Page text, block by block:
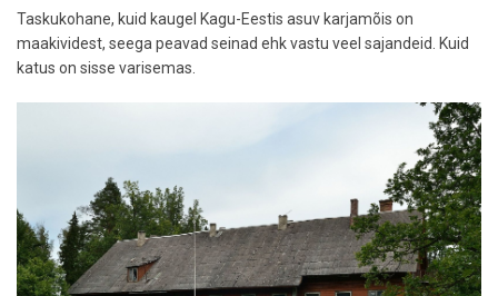
Taskukohane, kuid kaugel Kagu-Eestis asuv karjamõis on
maakividest, seega peavad seinad ehk vastu veel sajandeid. Kuid
katus on sisse varisemas.